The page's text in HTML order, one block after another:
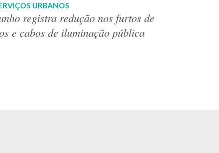
URBANOS
registra redução nos furtos de
e cabos de iluminação pública